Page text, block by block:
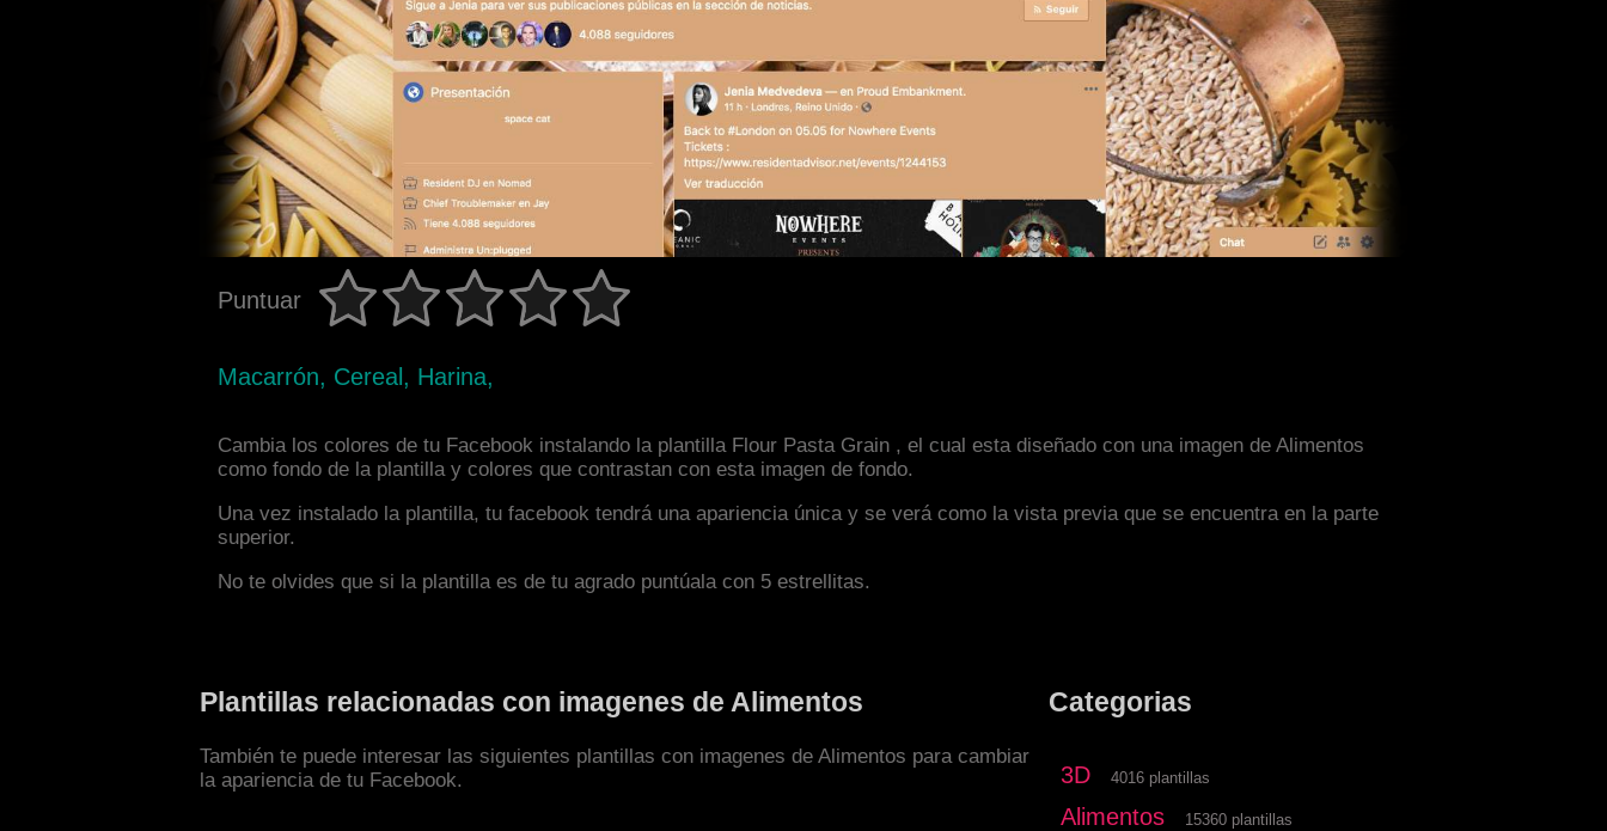
Puntuar
Macarrón, Cereal, Harina,
Cambia los colores de tu Facebook instalando la plantilla Flour Pasta Grain , el cual esta diseñado con una imagen de Alimentos
como fondo de la plantilla y colores que contrastan con esta imagen de fondo.
Una vez instalado la plantilla, tu facebook tendrá una apariencia única y se verá como la vista previa que se encuentra en la parte
superior.
No te olvides que si la plantilla es de tu agrado puntúala con 5 estrellitas.
Plantillas relacionadas con imagenes de Alimentos
También te puede interesar las siguientes plantillas con imagenes de Alimentos para cambiar
la apariencia de tu Facebook.
Categorias
3D 4016 plantillas
Alimentos 15360 plantillas